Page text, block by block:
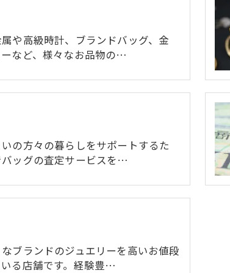
や高級時計、ブランドバッグ、金
など、様々なお品物の…
の方々の暮らしをサポートするた
ッグの査定サービスを…
ブランドのジュエリーを高いお値段
る店舗です。経験豊…